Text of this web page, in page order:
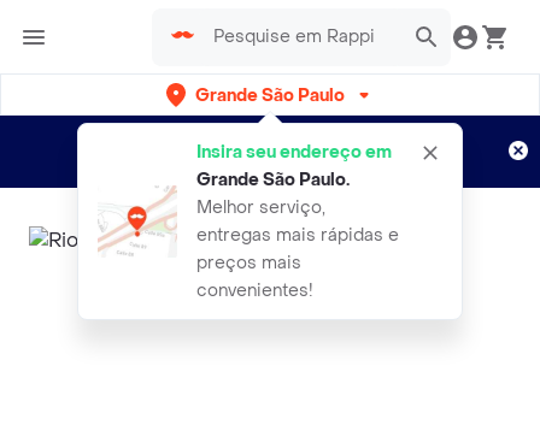
Grande São Paulo
Insira seu endereço em
Grande São Paulo.
Melhor serviço,
entregas mais rápidas e
preços mais
convenientes!
Entregas grátis por 15 dias!
Aplicam T&C